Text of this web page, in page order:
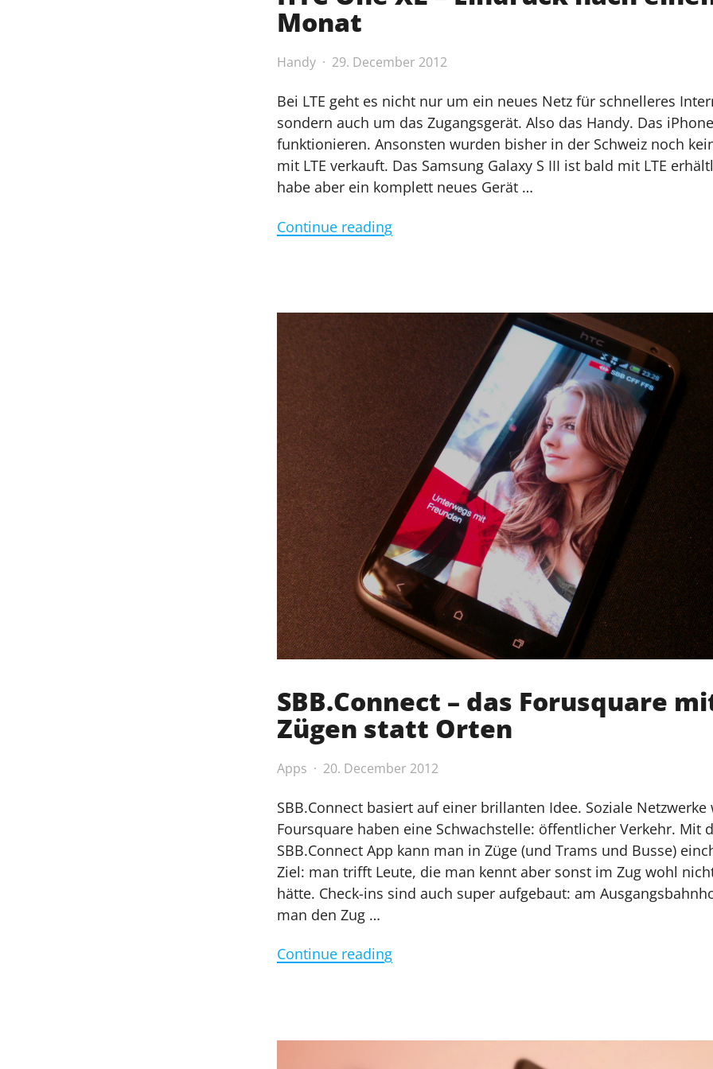
Monat
Handy 29. December 2012
Bei LTE geht es nicht nur um ein neues Netz für schnelleres
sondern auch um das Zugangsgerät. Also das Handy. Das
funktionieren. Ansonsten wurden bisher in der Schweiz noch
mit LTE verkauft. Das Samsung Galaxy S III ist bald mit LTE
habe aber ein komplett neues Gerät …
Continue reading"HTC
Eindruck
nach
einem
Monat"
SBB.Connect – das Forusquare
Zügen statt Orten
Apps 20. December 2012
SBB.Connect basiert auf einer brillanten Idee. Soziale Netzwerke
Foursquare haben eine Schwachstelle: öffentlicher Verkehr. Mit
SBB.Connect App kann man in Züge (und Trams und Busse)
Ziel: man trifft Leute, die man kennt aber sonst im Zug wohl
hätte. Check-ins sind auch super aufgebaut: am
man den Zug …
Continue reading"SBB.Connect
mit